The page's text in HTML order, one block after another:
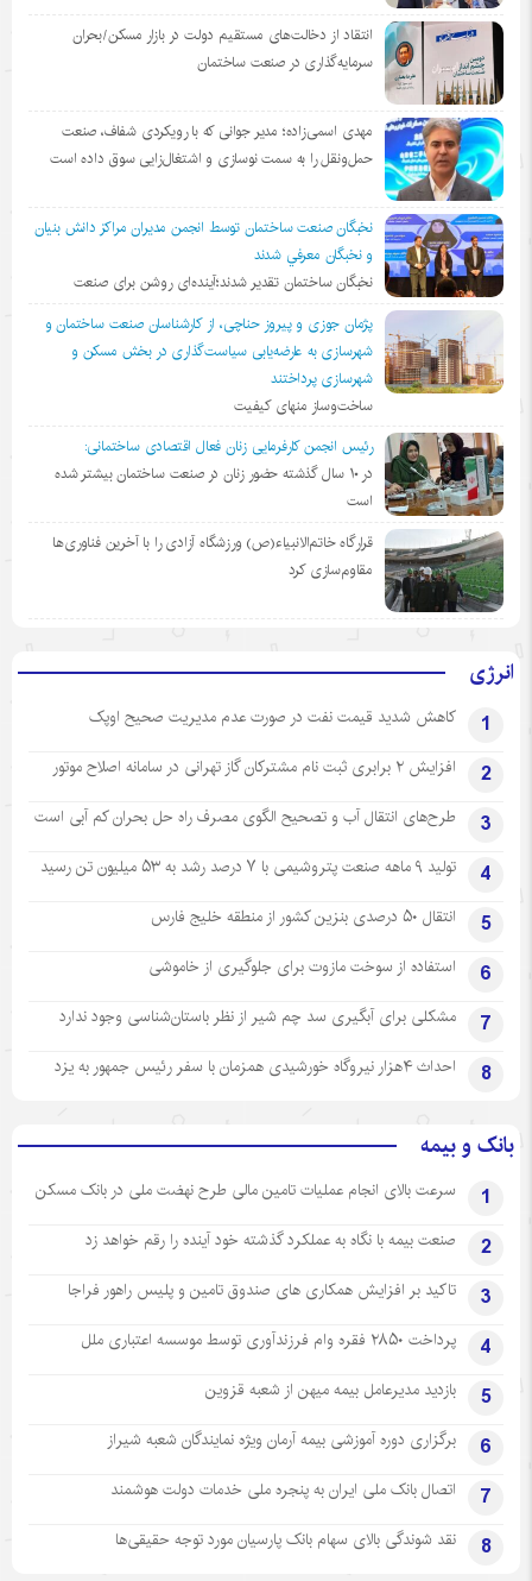
انتقاد از دخالت‌های مستقیم دولت در بازار مسکن/بحران
سرمایه‌گذاری در صنعت ساختمان
مهدی اسمی‌زاده؛ مدیر جوانی که با رویکردی شفاف، صنعت
حمل‌ونقل را به سمت نوسازی و اشتغال‌زایی سوق داده است
نخبگان صنعت ساختمان توسط انجمن مديران مراكز دانش بنيان
و نخبگان معرفي شدند
نخبگان ساختمان تقدیر شدند؛آینده‌ای روشن برای صنعت
پژمان جوزی و پیروز حناچی، از کارشناسان صنعت ساختمان و
شهرسازی به عارضه‌یابی سیاست‌گذاری در بخش مسکن و
شهرسازی پرداختند
ساخت‌وساز منهای کیفیت
رئیس انجمن کارفرمایی زنان فعال اقتصادی ساختمانی:
در ١٠ سال گذشته حضور زنان در صنعت ساختمان بیشتر شده
است
قرارگاه خاتم‌الانبیاء(ص) ورزشگاه آزادی را با آخرین فناوری‌ها
مقاوم‌سازی کرد
انرژی
1 کاهش شدید قیمت نفت در صورت عدم مدیریت صحیح اوپک
2 افزایش ۲ برابری ثبت نام مشترکان گاز تهرانی‌ در سامانه اصلاح موتور
3 طرح‌های انتقال آب و تصحیح الگوی مصرف راه حل بحران کم آبی است
4 تولید ۹ ماهه صنعت پتروشیمی با ۷ درصد رشد به ۵۳ میلیون تن رسید
5 انتقال ۵۰ درصدی بنزین کشور از منطقه خلیج فارس
6 استفاده از سوخت مازوت برای جلوگیری از خاموشی
7 مشکلی برای آبگیری سد چم شیر از نظر باستان‌شناسی وجود ندارد
8 احداث ۴هزار نیروگاه خورشیدی همزمان با سفر رئیس جمهور به یزد
بانک و بیمه
1 سرعت بالای انجام عملیات تامین مالی طرح نهضت ملی در بانک مسکن
2 صنعت بیمه با نگاه به عملکرد گذشته خود آینده را رقم خواهد زد
3 تاکید بر افزایش همکاری های صندوق تامین و پلیس راهور فراجا
4 پرداخت ۲۸۵۰ فقره وام فرزندآوری توسط موسسه اعتباری ملل
5 بازدید مدیرعامل بیمه میهن از شعبه قزوین
6 برگزاری دوره آموزشی بیمه آرمان ویژه نمایندگان شعبه شیراز
7 اتصال بانک ملی ایران به پنجره ملی خدمات دولت هوشمند
8 نقد شوندگی بالای سهام بانک پارسیان مورد توجه حقیقی‌ها